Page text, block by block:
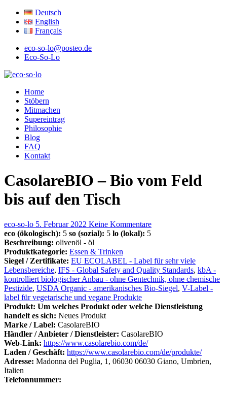
Deutsch
English
Français
eco-so-lo@posteo.de
Eco-So-Lo
eco·so·lo
Home
Stöbern
Mitmachen
Supereintrag
Philosophie
Blog
FAQ
Kontakt
CasolareBIO – Bio vom Feld
bis auf den Tisch
eco-so-lo 5. Februar 2022 Keine Kommentare
eco (ökologisch): 5 so (sozial): 5 lo (lokal): 5
Beschreibung: olivenöl - öl
Produktkategorie: Essen & Trinken
Siegel / Zertifikate: EU ECOLABEL - Label für sehr viele
Lebensbereiche, IFS - Global Safety and Quality Standards, kbA -
kontrolliert biologischer Anbau - ohne Gentechnik, ohne chemische
Pestizide, USDA Organic - amerikanisches Bio-Siegel, V-Label -
label für vegetarische und vegane Produkte
Produkt: Um welches Produkt oder welche Dienstleistung
handelt es sich: Neues Produkt
Marke / Label: CasolareBIO
Händler / Anbieter / Dienstleister: CasolareBIO
Web-Link: https://www.casolarebio.com/de/
Laden / Geschäft: https://www.casolarebio.com/de/produkte/
Adresse: Madonna del Puglia, 1, 06030 06030 Giano, Umbrien,
Italien
Telefonnummer: